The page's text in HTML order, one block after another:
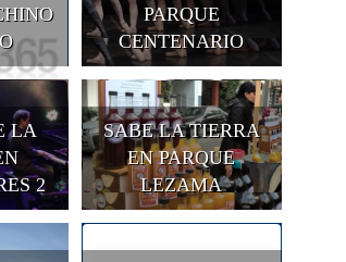
PARQUE
CENTENARIO
LA
2
SABE LA TIERRA
EN PARQUE
LEZAMA